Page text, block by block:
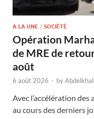
A LA UNE / SOCIÉTÉ
Opération
de MRE de
août
6 août 2026 - by
Avec l’accélération
au cours des derniers